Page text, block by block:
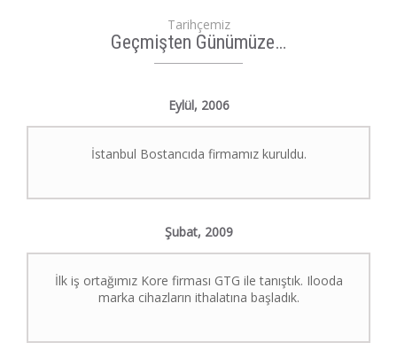
Tarihçemiz
Geçmişten Günümüze…
Eylül, 2006
İstanbul Bostancıda firmamız kuruldu.
Şubat, 2009
İlk iş ortağımız Kore firması GTG ile tanıştık. Ilooda
marka cihazların ithalatına başladık.